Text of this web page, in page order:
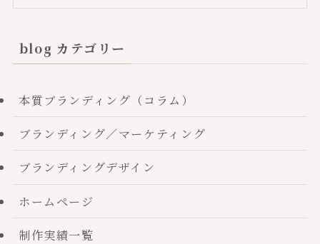
blog カテゴリー
本質ブランディング（コラム）
ブランディング／マーケティング
ブランディングデザイン
ホームページ
制作実績一覧